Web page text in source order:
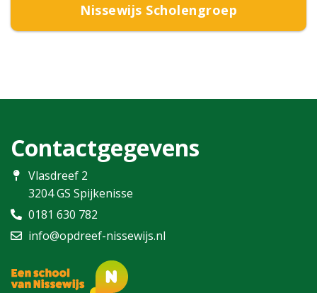
Nissewijs Scholengroep
Contactgegevens
Vlasdreef 2
3204 GS Spijkenisse
0181 630 782
info@opdreef-nissewijs.nl